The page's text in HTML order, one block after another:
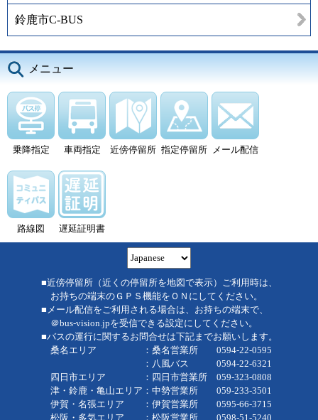
鈴鹿市C-BUS
メニュー
乗降指定 車両指定 近傍停留所 指定停留所 メール配信
路線図 遅延証明書
■近傍停留所（近くの停留所を地図で表示）ご利用時は、
お持ちの端末のＧＰＳ機能をＯＮにしてください。
■メール配信をご利用される場合は、お持ちの端末で、
＠bus-vision.jpを受信できる設定にしてください。
■バスの運行に関するお問合せは下記までお願いします。
桑名エリア ：桑名営業所 0594-22-0595
：八風バス 0594-22-6321
四日市エリア ：四日市営業所 059-323-0808
津・鈴鹿・亀山エリア：中勢営業所 059-233-3501
伊賀・名張エリア ：伊賀営業所 0595-66-3715
松阪・多気エリア ：松阪営業所 0598-51-5240